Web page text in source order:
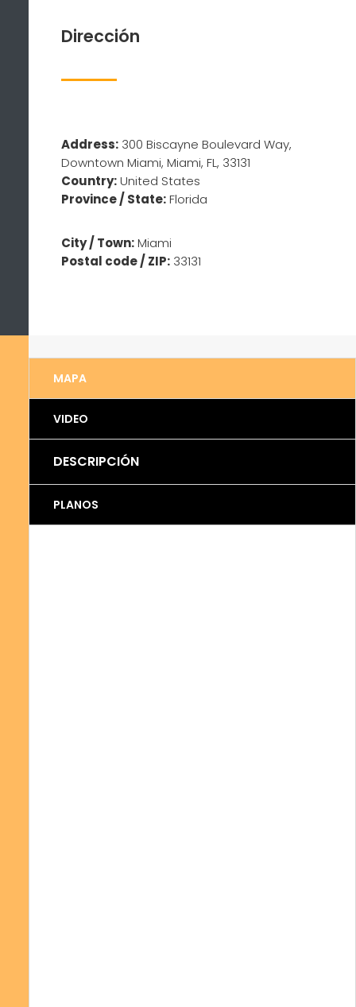
Dirección
Address: 300 Biscayne Boulevard Way,
Downtown Miami, Miami, FL, 33131
Country:United States
Province / State:Florida
City / Town:Miami
Postal code / ZIP: 33131
MAPA
VIDEO
DESCRIPCIÓN
PLANOS